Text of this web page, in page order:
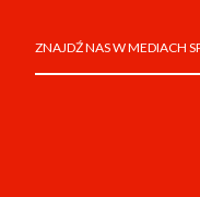
ZNAJDŹ NAS W MEDIACH